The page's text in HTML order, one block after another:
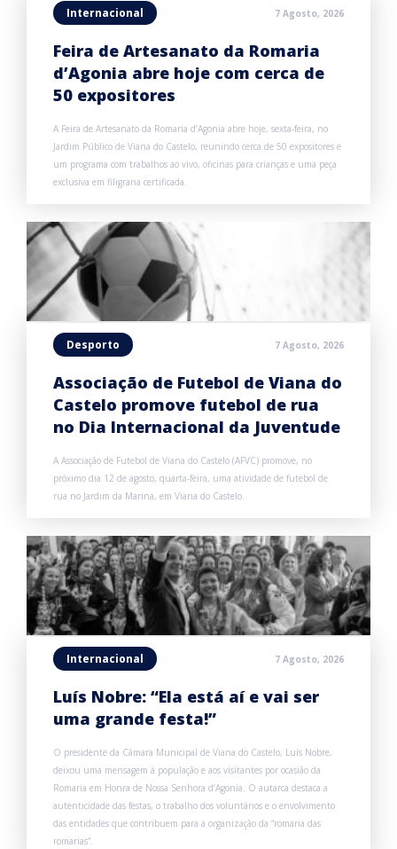
Internacional 7 Agosto, 2026
Feira de Artesanato da Romaria
d’Agonia abre hoje com cerca de
50 expositores
A Feira de Artesanato da Romaria d’Agonia abre hoje, sexta-feira, no
Jardim Público de Viana do Castelo, reunindo cerca de 50 expositores e
um programa com trabalhos ao vivo, oficinas para crianças e uma peça
exclusiva em filigrana certificada.
Desporto 7 Agosto, 2026
Associação de Futebol de Viana do
Castelo promove futebol de rua
no Dia Internacional da Juventude
A Associação de Futebol de Viana do Castelo (AFVC) promove, no
próximo dia 12 de agosto, quarta-feira, uma atividade de futebol de
rua no Jardim da Marina, em Viana do Castelo.
Internacional 7 Agosto, 2026
Luís Nobre: “Ela está aí e vai ser
uma grande festa!”
O presidente da Câmara Municipal de Viana do Castelo, Luís Nobre,
deixou uma mensagem à população e aos visitantes por ocasião da
Romaria em Honra de Nossa Senhora d’Agonia. O autarca destaca a
autenticidade das festas, o trabalho dos voluntários e o envolvimento
das entidades que contribuem para a organização da “romaria das
romarias”.